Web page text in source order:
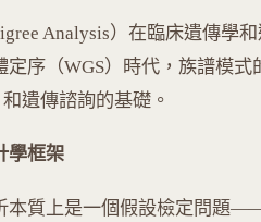
Analysis）在臨床遺傳學
定序（WGS）時代，族譜模
遺傳諮詢的基礎。
學框架
本質上是一個假設檢定問題